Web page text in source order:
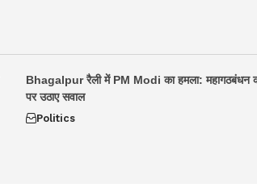
Bhagalpur रैली में PM Modi का हमला: महागठबंधन
पर उठाए सवाल
Politics